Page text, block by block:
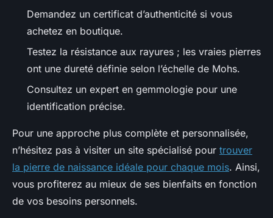
Demandez un certificat d’authenticité si vous
achetez en boutique.
Testez la résistance aux rayures ; les vraies pierres
ont une dureté définie selon l’échelle de Mohs.
Consultez un expert en gemmologie pour une
identification précise.
Pour une approche plus complète et personnalisée,
n’hésitez pas à visiter un site spécialisé pour trouver
la pierre de naissance idéale pour chaque mois. Ainsi,
vous profiterez au mieux de ses bienfaits en fonction
de vos besoins personnels.